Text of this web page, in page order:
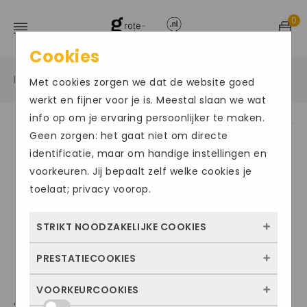
0
Home / Grote maten sportschoenen /
ADIDAS SUPERNOVA
Cookies
Met cookies zorgen we dat de website goed
werkt en fijner voor je is. Meestal slaan we wat
info op om je ervaring persoonlijker te maken.
Geen zorgen: het gaat niet om directe
identificatie, maar om handige instellingen en
voorkeuren. Jij bepaalt zelf welke cookies je
toelaat; privacy voorop.
STRIKT NOODZAKELIJKE COOKIES
Deze cookies zorgen ervoor dat de website
kunnen niet worden uitgezet. Meestal
PRESTATIECOOKIES
Met deze cookies zien we hoe vaak onze
VOORKEURCOOKIES